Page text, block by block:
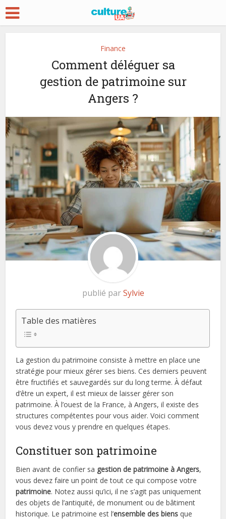
Finance
Comment déléguer sa
gestion de patrimoine sur
Angers ?
publié parSylvie
Table des matières
La gestion du patrimoine consiste à mettre en place une
stratégie pour mieux gérer ses biens. Ces derniers peuvent
être fructifiés et sauvegardés sur du long terme. À défaut
d’être un expert, il est mieux de laisser gérer son
patrimoine. À l’ouest de la France, à Angers, il existe des
structures compétentes pour vous aider. Voici comment
vous devez vous y prendre en quelques étapes.
Constituer son patrimoine
Bien avant de confier sa gestion de patrimoine à Angers,
vous devez faire un point de tout ce qui compose votre
patrimoine. Notez aussi qu’ici, il ne s’agit pas uniquement
des objets de l’antiquité, de monument ou de bâtiment
historique. Le patrimoine est l’ensemble des biensque